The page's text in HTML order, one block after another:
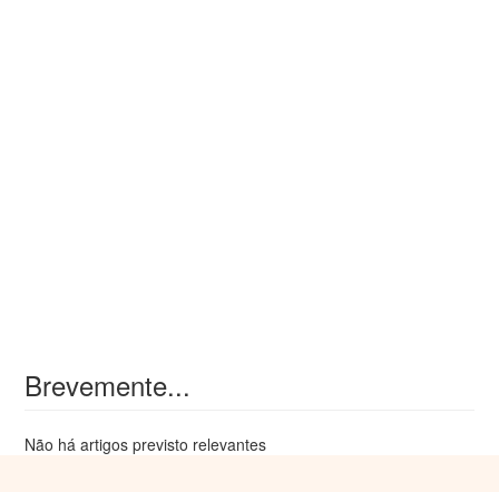
Brevemente...
Não há artigos previsto relevantes